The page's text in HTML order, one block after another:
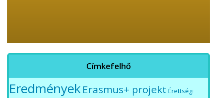
Címkefelhő
Eredmények Erasmus+ projekt Érettségi